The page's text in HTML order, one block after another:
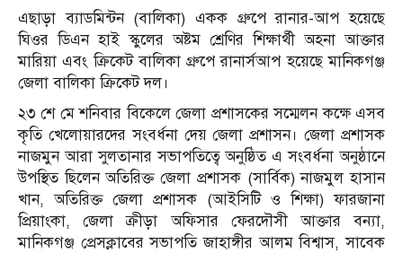
এছাড়া ব্যাডমিন্টন (বালিকা) একক গ্রুপে রানার-আপ হয়েছে
ঘিওর ডিএন হাই স্কুলের অষ্টম শ্রেণির শিক্ষার্থী অহনা আক্তার
মারিয়া এবং ক্রিকেট বালিকা গ্রুপে রানার্সআপ হয়েছে মানিকগঞ্জ
জেলা বালিকা ক্রিকেট দল।
২৩ শে মে শনিবার বিকেলে জেলা প্রশাসকের সম্মেলন কক্ষে এসব
কৃতি খেলোয়ারদের সংবর্ধনা দেয় জেলা প্রশাসন। জেলা প্রশাসক
নাজমুন আরা সুলতানার সভাপতিত্বে অনুষ্ঠিত এ সংবর্ধনা অনুষ্ঠানে
উপস্থিত ছিলেন অতিরিক্ত জেলা প্রশাসক (সার্বিক) নাজমুল হাসান
খান, অতিরিক্ত জেলা প্রশাসক (আইসিটি ও শিক্ষা) ফারজানা
প্রিয়াংকা, জেলা ক্রীড়া অফিসার ফেরদৌসী আক্তার বন্যা,
মানিকগঞ্জ প্রেসক্লাবের সভাপতি জাহাঙ্গীর আলম বিশ্বাস, সাবেক